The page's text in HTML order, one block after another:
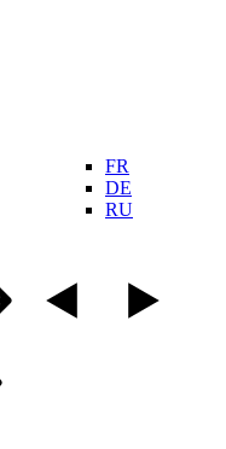
FR
DE
RU